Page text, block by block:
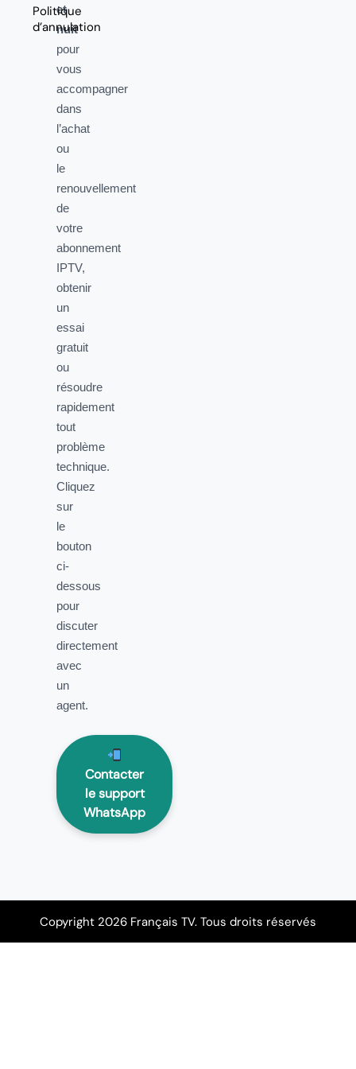
Politique
d’annulation
et
nuit
pour
vous
accompagner
dans
l’achat
ou
le
renouvellement
de
votre
abonnement
IPTV,
obtenir
un
essai
gratuit
ou
résoudre
rapidement
tout
problème
technique.
Cliquez
sur
le
bouton
ci-
dessous
pour
discuter
directement
avec
un
agent.
Contacter
le support
WhatsApp
Copyright 2026 Français TV. Tous droits réservés